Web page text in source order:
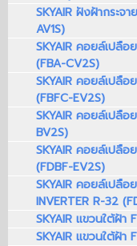
SKYAIR ฝังฝ้ากระจ
AV1S)
SKYAIR คอยล์เปลื
(FBA-CV2S)
SKYAIR คอยล์เปลื
(FBFC-EV2S)
SKYAIR คอยล์เปลื
BV2S)
SKYAIR คอยล์เปลื
(FDBF-EV2S)
SKYAIR คอยล์เปลื
INVERTER R-32
SKYAIR แขวนใต้ฝ้า
SKYAIR แขวนใต้ฝ้า